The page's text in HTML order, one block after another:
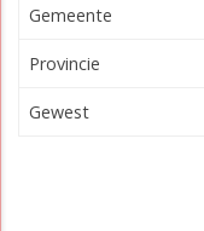
Gemeente
Provincie
Gewest